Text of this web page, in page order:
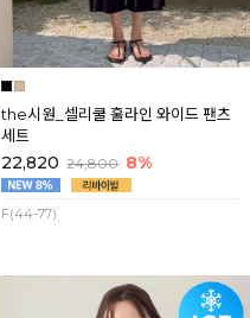
the시원_셀리쿨 훌라인 와이드 팬츠
세트
22,820 24,800 8%
F(44-77)